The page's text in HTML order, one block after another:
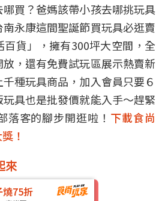
買？爸媽該帶小孩去哪挑玩具
永康這間聖誕節買玩具必逛賣
貨」，擁有300坪大空間，全
，還有免費試玩區展示熱賣新
種玩具商品，加入會員只要６
具也是批發價就能入手～趕緊
落客的腳步開逛啦！ 下載食尚
！
來
燒75折